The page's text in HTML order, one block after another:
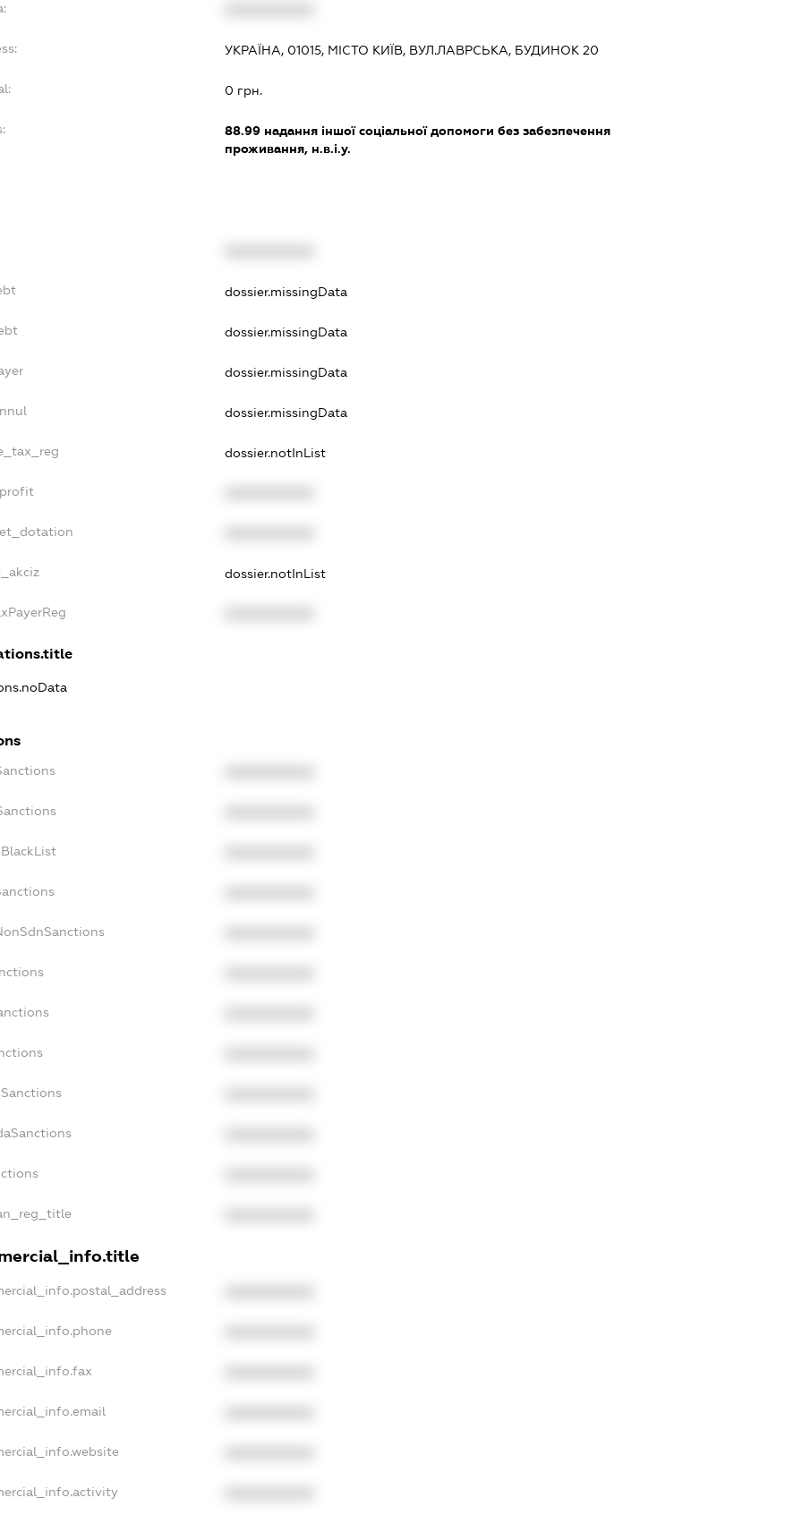
УКРАЇНА, 01015, МІСТО КИЇВ, ВУЛ.ЛАВРСЬКА, БУДИНОК 20
0 грн.
88.99надання іншої соціальної допомоги без забезпечення
проживання, н.в.і.у.
dossier.missingData
dossier.missingData
dossier.missingData
dossier.missingData
dossier.notInList
dossier.notInList